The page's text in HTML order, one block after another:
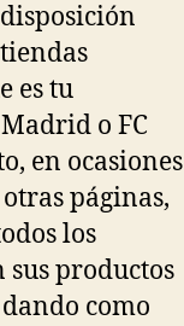
es tu
o FC
en ocasiones
páginas,
los
productos
como